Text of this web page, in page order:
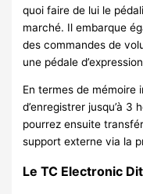
quoi faire de lui le
marché. Il embarque
des commandes de
une pédale
En termes de mémoire
d’enregistrer jusqu’à 3
pourrez ensuite
support externe via la
Le TC Electronic